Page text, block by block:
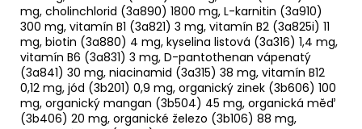
mg, cholinchlorid (3a890) 1800 mg, L-karnitin (3a910)
300 mg, vitamín B1 (3a821) 3 mg, vitamín B2 (3a825i) 11
mg, biotin (3a880) 4 mg, kyselina listová (3a316) 1,4 mg,
vitamín B6 (3a831) 3 mg, D-pantothenan vápenatý
(3a841) 30 mg, niacinamid (3a315) 38 mg, vitamín B12
0,12 mg, jód (3b201) 0,9 mg, organický zinek (3b606) 100
mg, organický mangan (3b504) 45 mg, organická měď
(3b406) 20 mg, organické železo (3b106) 88 mg,